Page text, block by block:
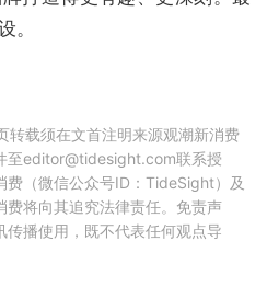
。
转载须在文首注明来源观潮新消费
至editor@tidesight.com联系授
费（微信公众号ID：TideSight）及
将向其追究法律责任。免责声
播使用，既不代表任何观点导